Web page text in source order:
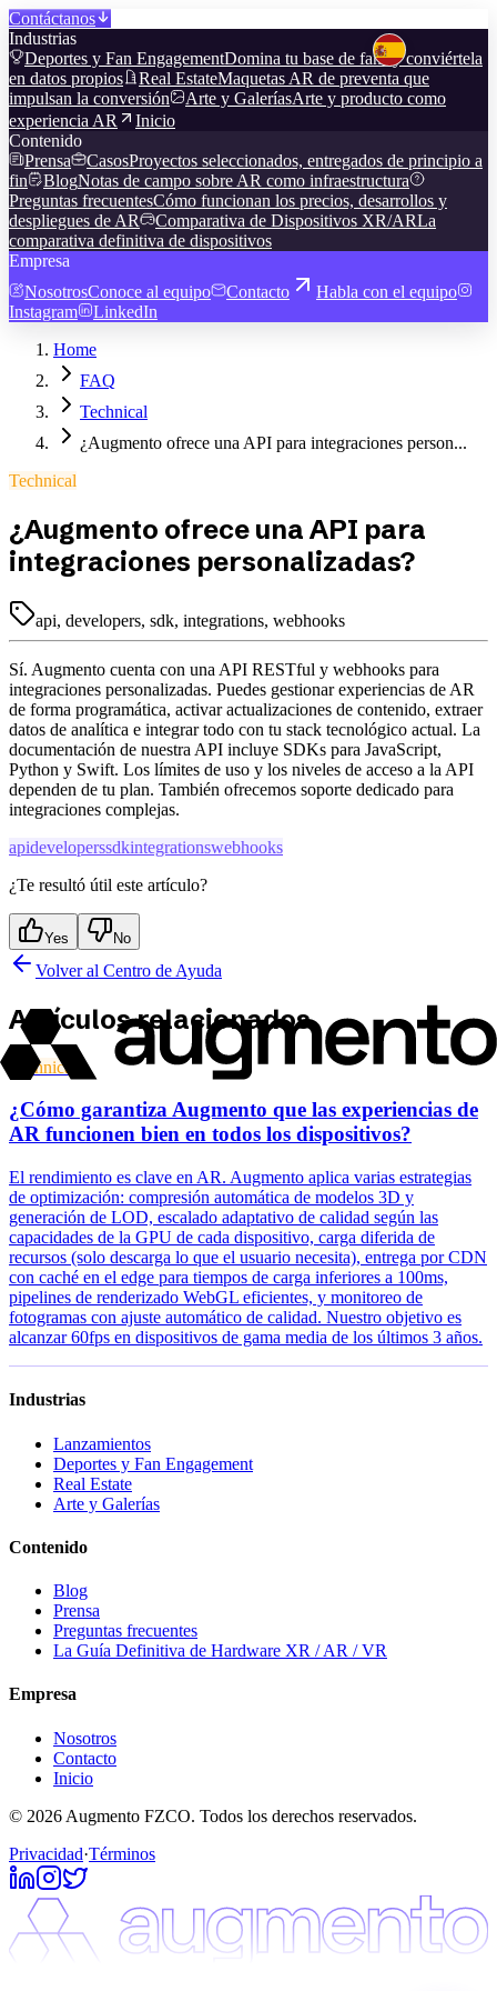
Contáctanos
Industrias
Deportes y Fan EngagementDomina tu base de fans y conviértela
en datos propios
Real EstateMaquetas AR de preventa que
impulsan la conversión
Arte y GaleríasArte y producto como
experiencia AR
Inicio
Contenido
Prensa
CasosProyectos seleccionados, entregados de principio a
fin
BlogNotas de campo sobre AR como infraestructura
Preguntas frecuentesCómo funcionan los precios, desarrollos y
despliegues de AR
Comparativa de Dispositivos XR/ARLa
comparativa definitiva de dispositivos
Empresa
NosotrosConoce al equipo Contacto
Habla con el equipo
Instagram
LinkedIn
Home
FAQ
Technical
¿Augmento ofrece una API para integraciones person...
Technical
¿Augmento ofrece una API para
integraciones personalizadas?
api, developers, sdk, integrations, webhooks
Sí. Augmento cuenta con una API RESTful y webhooks para
integraciones personalizadas. Puedes gestionar experiencias de AR
de forma programática, activar actualizaciones de contenido, extraer
datos de analítica e integrar todo con tu stack tecnológico actual. La
documentación de nuestra API incluye SDKs para JavaScript,
Python y Swift. Los límites de uso y los niveles de acceso a la API
dependen de tu plan. También ofrecemos soporte dedicado para
integraciones complejas.
apideveloperssdkintegrationswebhooks
¿Te resultó útil este artículo?
Yes No
Volver al Centro de Ayuda
Artículos relacionados
Technical
¿Cómo garantiza Augmento que las experiencias de
AR funcionen bien en todos los dispositivos?
El rendimiento es clave en AR. Augmento aplica varias estrategias
de optimización: compresión automática de modelos 3D y
generación de LOD, escalado adaptativo de calidad según las
capacidades de la GPU de cada dispositivo, carga diferida de
recursos (solo descarga lo que el usuario necesita), entrega por CDN
con caché en el edge para tiempos de carga inferiores a 100ms,
pipelines de renderizado WebGL eficientes, y monitoreo de
fotogramas con ajuste automático de calidad. Nuestro objetivo es
alcanzar 60fps en dispositivos de gama media de los últimos 3 años.
Industrias
Lanzamientos
Deportes y Fan Engagement
Real Estate
Arte y Galerías
Contenido
Blog
Prensa
Preguntas frecuentes
La Guía Definitiva de Hardware XR / AR / VR
Empresa
Nosotros
Contacto
Inicio
© 2026 Augmento FZCO. Todos los derechos reservados.
Privacidad·Términos